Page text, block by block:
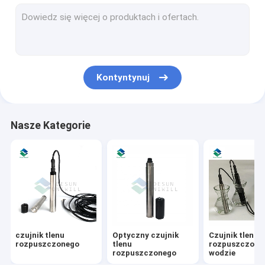
Czujnik oleju w wodzie
Czujnik zawiesiny ciał stałych
Niebiesko-zielony czujnik alg
Czujnik potencjału redukcji utleniania
Czujnik azotanu wody
Kontyntynuj
Nasze Kategorie
czujnik tlenu
rozpuszczonego
Optyczny czujnik
tlenu
rozpuszczonego
Czujnik tlenu
wodzie